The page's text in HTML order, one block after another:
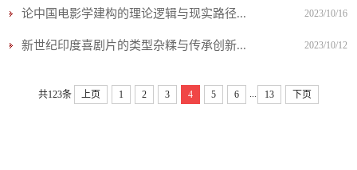
2023/10/16
论中国电影学建构的理论逻辑与现实路径...
2023/10/12
新世纪印度喜剧片的类型杂糅与传承创新...
共123条 上页 1 2 3 4 5 6 13 下页